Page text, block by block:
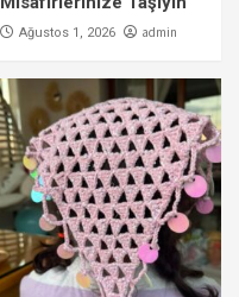
Ağustos 1, 2026 admin